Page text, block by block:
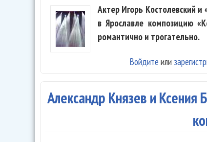
Актер Игорь Костолевский
в Ярославле композицию
романтично и трогательно.
Войдите или
Александр Князев и Ксения